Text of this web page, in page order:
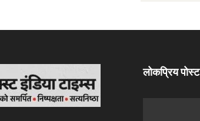
लोकप्रिय पोस्ट